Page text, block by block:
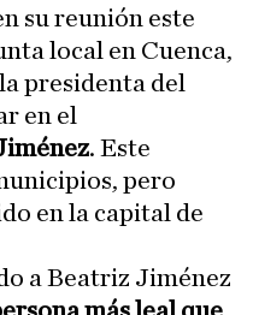
su reunión este
local en Cuenca,
presidenta del
en el
. Este
pero
en la capital de
a Beatriz Jiménez